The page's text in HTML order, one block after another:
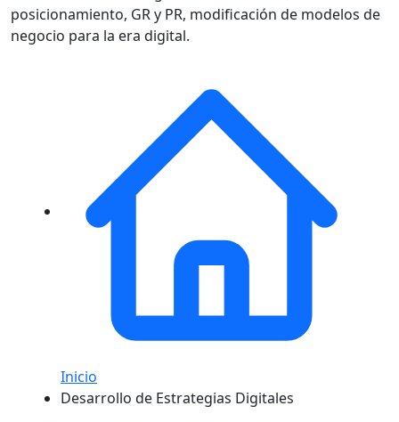
posicionamiento, GR y PR, modificación de modelos de
negocio para la era digital.
Inicio
Desarrollo de Estrategias Digitales